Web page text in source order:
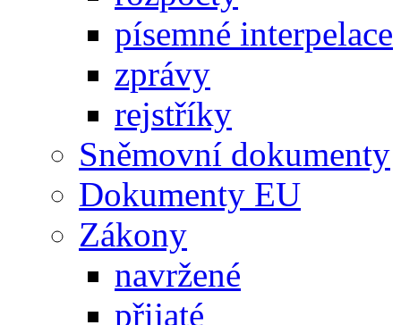
písemné interpelace
zprávy
rejstříky
Sněmovní dokumenty
Dokumenty EU
Zákony
navržené
přijaté